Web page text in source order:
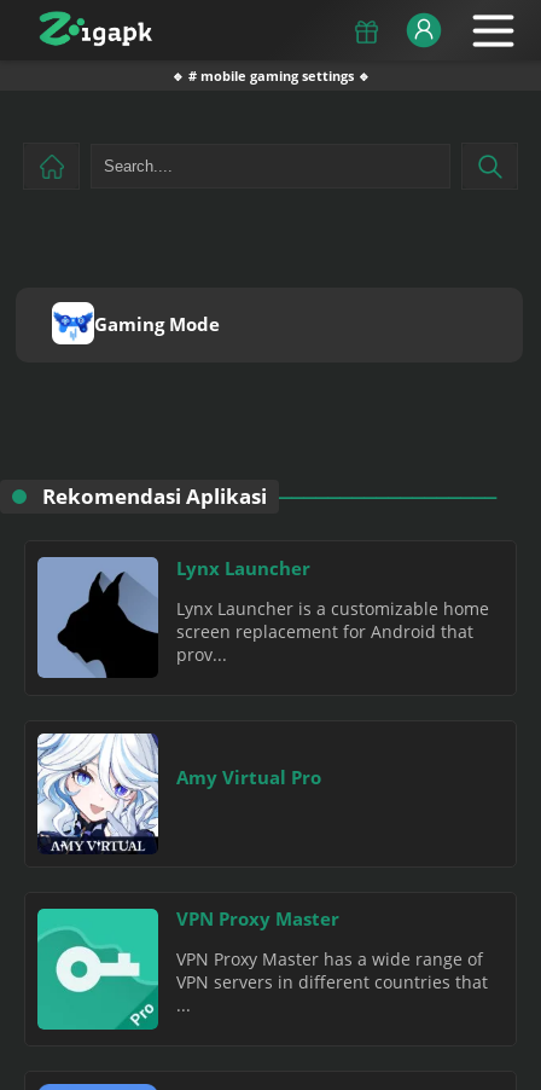
🔹 # mobile gaming settings 🔹
Gaming Mode
Rekomendasi Aplikasi
Lynx Launcher
Lynx Launcher is a customizable home
screen replacement for Android that
prov...
Amy Virtual Pro
VPN Proxy Master
VPN Proxy Master has a wide range of
VPN servers in different countries that
...